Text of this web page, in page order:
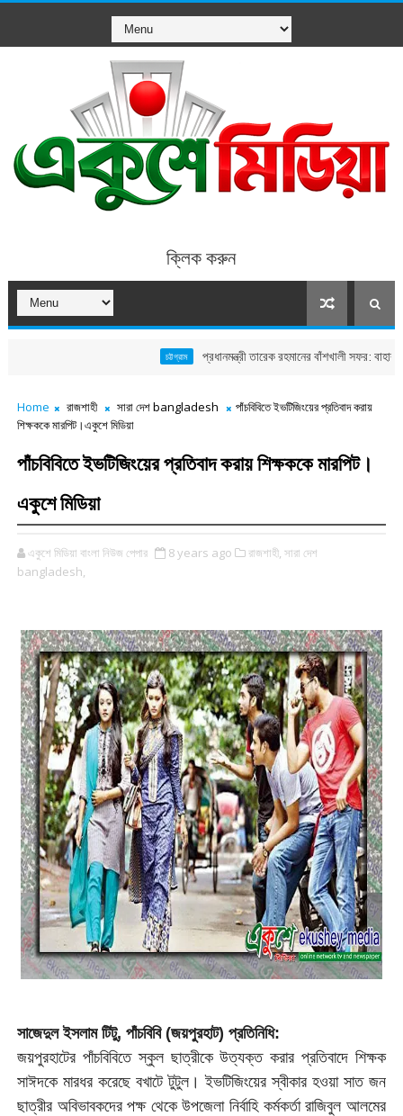
ক্লিক করুন
প্রধানমন্ত্রী তারেক রহমানের বাঁশখালী সফর: বাহারছড়া
Home রাজশাহী সারা দেশ bangladesh
পাঁচবিবিতে ইভটিজিংয়ের প্রতিবাদ করায়
শিক্ষককে মারপিট।একুশে মিডিয়া
পাঁচবিবিতে ইভটিজিংয়ের প্রতিবাদ করায় শিক্ষককে মারপিট।
একুশে মিডিয়া
একুশে মিডিয়া বাংলা নিউজ পেপার 8 years ago রাজশাহী, সারা দেশ
bangladesh,
সাজেদুল ইসলাম টিটু, পাঁচবিবি (জয়পুরহাট) প্রতিনিধি:
জয়পুরহাটের পাঁচবিবিতে স্কুল ছাত্রীকে উত্যক্ত করার প্রতিবাদে শিক্ষক
সাঈদকে মারধর করেছে বখাটে টুটুল। ইভটিজিংয়ের স্বীকার হওয়া সাত জন
ছাত্রীর অবিভাবকদের পক্ষ থেকে উপজেলা নির্বাহি কর্মকর্তা রাজিবুল আলমের